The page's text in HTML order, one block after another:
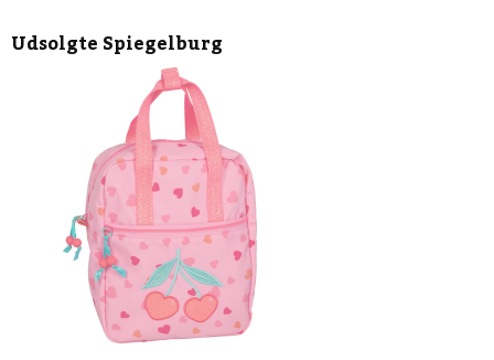
UdsolgteSpiegelburg